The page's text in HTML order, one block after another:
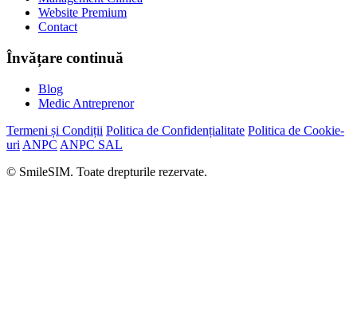
Website Premium
Contact
Învățare continuă
Blog
Medic Antreprenor
Termeni și Condiții Politica de Confidențialitate Politica de Cookie-
uri ANPC ANPC SAL
© SmileSIM. Toate drepturile rezervate.